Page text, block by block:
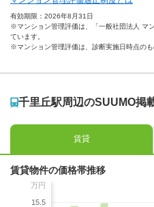
有効期限：2026年8月31日
※マンション管理評価は、「一般社団法人 マ
ています。
※マンション管理評価は、診断実施日時点の
千里丘駅周辺のSUUMO掲
賃貸
賃貸物件の価格帯推移
万円
15.5